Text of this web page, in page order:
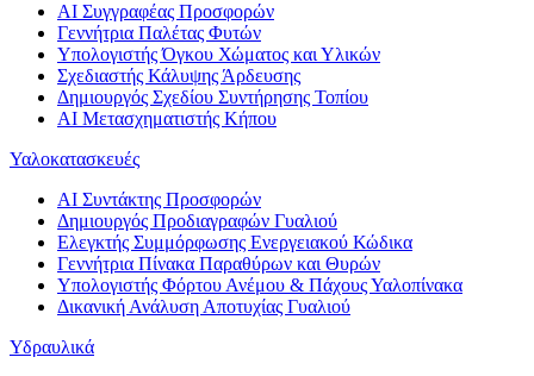
AI Συγγραφέας Προσφορών
Γεννήτρια Παλέτας Φυτών
Υπολογιστής Όγκου Χώματος και Υλικών
Σχεδιαστής Κάλυψης Άρδευσης
Δημιουργός Σχεδίου Συντήρησης Τοπίου
AI Μετασχηματιστής Κήπου
Υαλοκατασκευές
AI Συντάκτης Προσφορών
Δημιουργός Προδιαγραφών Γυαλιού
Ελεγκτής Συμμόρφωσης Ενεργειακού Κώδικα
Γεννήτρια Πίνακα Παραθύρων και Θυρών
Υπολογιστής Φόρτου Ανέμου & Πάχους Υαλοπίνακα
Δικανική Ανάλυση Αποτυχίας Γυαλιού
Υδραυλικά